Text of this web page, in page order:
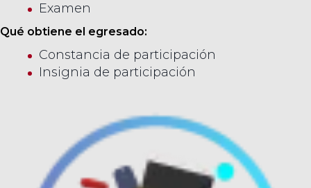
Examen
Qué obtiene el egresado:
Constancia de participación
Insignia de participación